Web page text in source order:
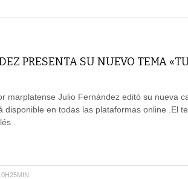
PRESENTA SU NUEVO TEMA
marplatense Julio Fernández editó su nueva
disponible en todas las plataformas online .El
.